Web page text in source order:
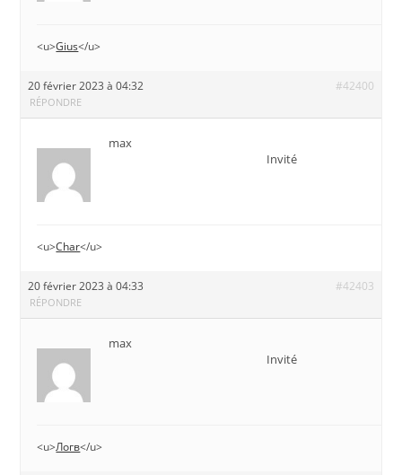
<u>Gius</u>
20 février 2023 à 04:32 #42400
RÉPONDRE
max
Invité
<u>Char</u>
20 février 2023 à 04:33 #42403
RÉPONDRE
max
Invité
<u>Логв</u>